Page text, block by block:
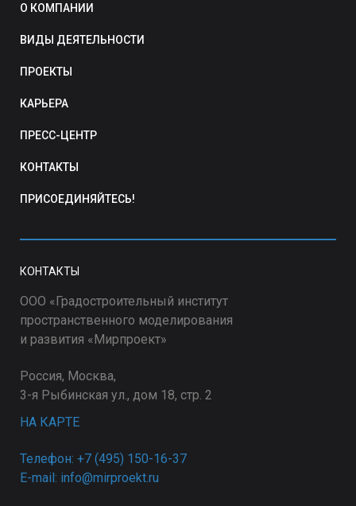
О КОМПАНИИ
ВИДЫ ДЕЯТЕЛЬНОСТИ
ПРОЕКТЫ
КАРЬЕРА
ПРЕСС-ЦЕНТР
КОНТАКТЫ
ПРИСОЕДИНЯЙТЕСЬ!
КОНТАКТЫ
ООО «Градостроительный институт
пространственного моделирования
и развития «Мирпроект»
Россия, Москва,
3-я Рыбинская ул., дом 18, стр. 2
НА КАРТЕ
Телефон: +7 (495) 150-16-37
E-mail: info@mirproekt.ru